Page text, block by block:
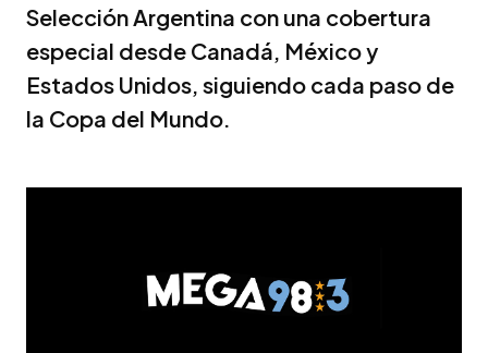
Selección Argentina con una cobertura
especial desde Canadá, México y
Estados Unidos, siguiendo cada paso de
la Copa del Mundo.